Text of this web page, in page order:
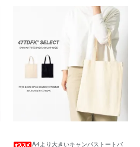
A4より大きいキャンバストートバ